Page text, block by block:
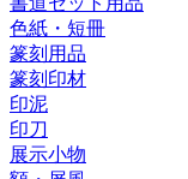
色紙・短冊
篆刻用品
篆刻印材
印泥
印刀
展示小物